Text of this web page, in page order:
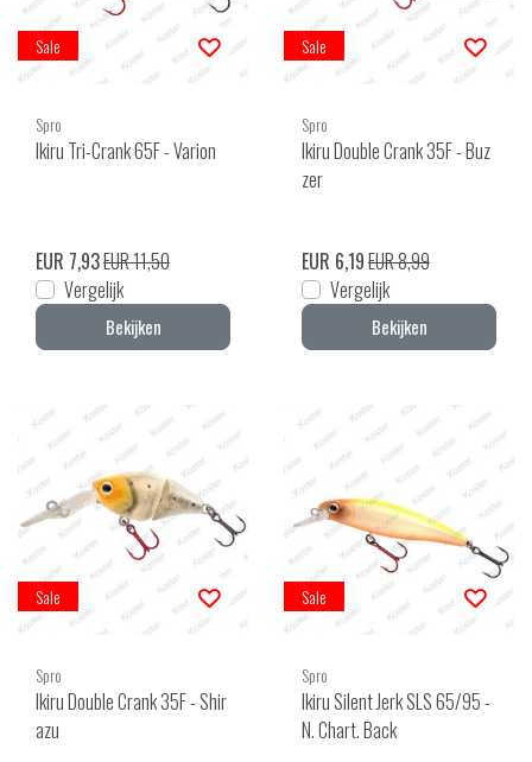
Sale
Spro
Ikiru Tri-Crank 65F - Varion
EUR 7,93EUR 11,50
Vergelijk
Bekijken
Sale
Spro
Ikiru Double Crank 35F - Buz
zer
EUR 6,19EUR 8,99
Vergelijk
Bekijken
Sale
Spro
Ikiru Double Crank 35F - Shir
azu
Sale
Spro
Ikiru Silent Jerk SLS 65/95 -
N. Chart. Back